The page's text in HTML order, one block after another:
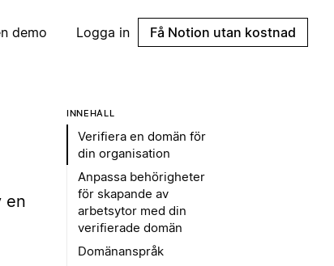
demo Logga in Få Notion utan kostnad
en
INNEHÅLL
Verifiera en domän för
din organisation
Anpassa behörigheter
för skapande av
arbetsytor med din
verifierade domän
Domänanspråk